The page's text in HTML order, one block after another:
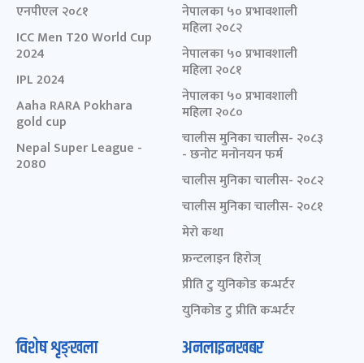
एनपीएल २०८१
ICC Men T20 World Cup
2024
IPL 2024
Aaha RARA Pokhara
gold cup
Nepal Super League -
2080
नेपालका ५० प्रभावशाली
महिला २०८२
नेपालका ५० प्रभावशाली
महिला २०८१
नेपालका ५० प्रभावशाली
महिला २०८०
चालीस मुनिका चालीस- २०८३
- छनोट मनोनयन फर्म
चालीस मुनिका चालीस- २०८२
चालीस मुनिका चालीस- २०८१
मेरो कथा
फ्रन्टलाइन हिरोज्
प्रीति टु युनिकोड कन्भर्टर
युनिकोड टु प्रीति कन्भर्टर
विशेष शृङ्खला अनलाइनखबर